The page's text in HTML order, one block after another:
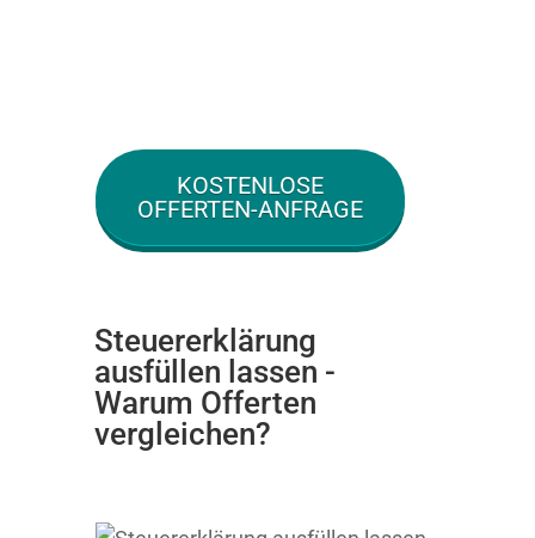
KOSTENLOSE
OFFERTEN-ANFRAGE
Steuererklärung
ausfüllen lassen -
Warum Offerten
vergleichen?